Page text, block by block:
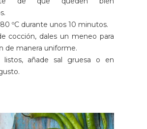
ºC durante unos 10 minutos.
cocción, dales un meneo para
de manera uniforme.
listos, añade sal gruesa o en